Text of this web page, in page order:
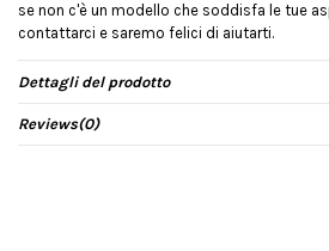
se non c'è un modello che soddisfa le tue
contattarci e saremo felici di aiutarti.
Dettagli del prodotto
Reviews(0)